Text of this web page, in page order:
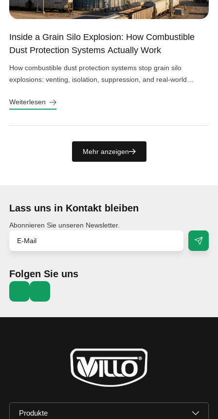
Inside a Grain Silo Explosion: How Combustible
Dust Protection Systems Actually Work
How combustible dust protection systems stop grain silo
explosions: venting, isolation, suppression, and real-world
Weiterlesen
Mehr anzeigen
Lass uns in Kontakt bleiben
Abonnieren Sie unseren Newsletter.
Folgen Sie uns
Produkte